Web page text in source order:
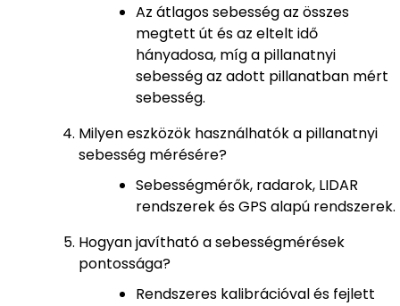
Az átlagos sebesség az összes
megtett út és az eltelt idő
hányadosa, míg a pillanatnyi
sebesség az adott pillanatban mért
sebesség.
Milyen eszközök használhatók a pillanatnyi
sebesség mérésére?
Sebességmérők, radarok, LIDAR
rendszerek és GPS alapú rendszerek.
Hogyan javítható a sebességmérések
pontossága?
Rendszeres kalibrációval és fejlett